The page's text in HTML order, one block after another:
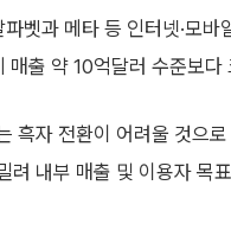
벳과 메타 등 인터넷·모바
출 약 10억달러 수준보다
흑자 전환이 어려울 것으
내부 매출 및 이용자 목